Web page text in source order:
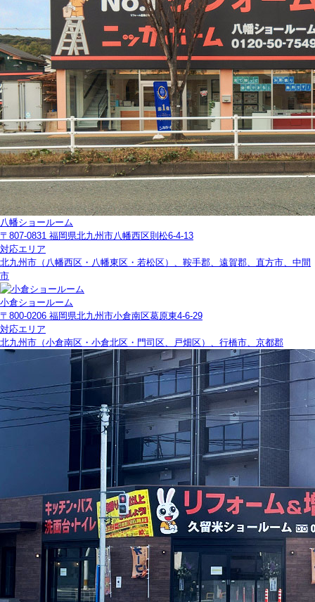
八幡ショールーム
〒807-0831 福岡県北九州市八幡西区則松6-4-13
対応エリア
北九州市（八幡西区・八幡東区・若松区）、鞍手郡、遠賀郡、直方市、中間
市
小倉ショールーム
〒800-0206 福岡県北九州市小倉南区葛原東4-6-29
対応エリア
北九州市（小倉南区・小倉北区・門司区、戸畑区）、行橋市、京都郡